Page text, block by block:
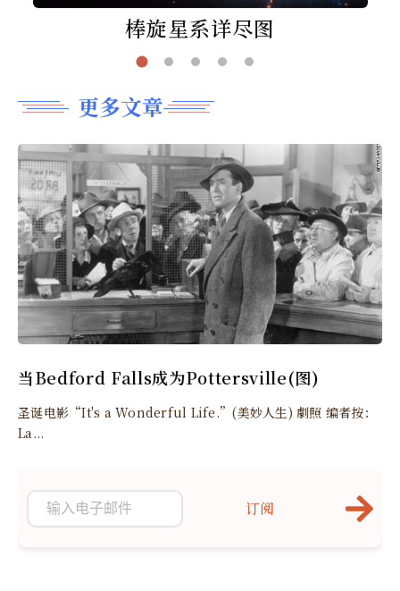
棒旋星系详尽图
更多文章
当Bedford Falls成为Pottersville(图)
圣诞电影“It's a Wonderful Life.”(美妙人生) 劇照 编者按：
La...
订阅